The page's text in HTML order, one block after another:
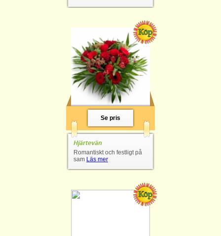
Se pris
Hjärtevän
Romantiskt och festligt på
sam Läs mer